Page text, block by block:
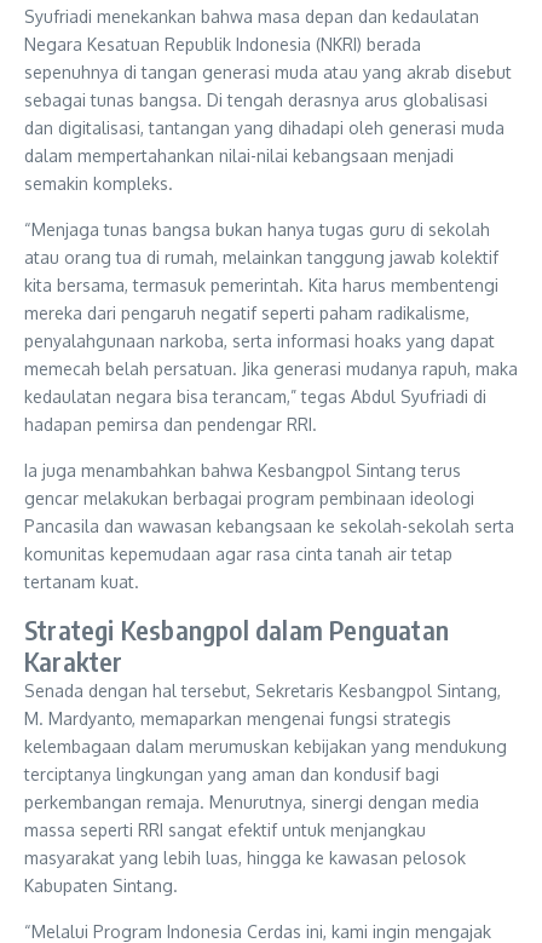
Syufriadi menekankan bahwa masa depan dan kedaulatan
Negara Kesatuan Republik Indonesia (NKRI) berada
sepenuhnya di tangan generasi muda atau yang akrab disebut
sebagai tunas bangsa. Di tengah derasnya arus globalisasi
dan digitalisasi, tantangan yang dihadapi oleh generasi muda
dalam mempertahankan nilai-nilai kebangsaan menjadi
semakin kompleks.
“Menjaga tunas bangsa bukan hanya tugas guru di sekolah
atau orang tua di rumah, melainkan tanggung jawab kolektif
kita bersama, termasuk pemerintah. Kita harus membentengi
mereka dari pengaruh negatif seperti paham radikalisme,
penyalahgunaan narkoba, serta informasi hoaks yang dapat
memecah belah persatuan. Jika generasi mudanya rapuh, maka
kedaulatan negara bisa terancam,” tegas Abdul Syufriadi di
hadapan pemirsa dan pendengar RRI.
Ia juga menambahkan bahwa Kesbangpol Sintang terus
gencar melakukan berbagai program pembinaan ideologi
Pancasila dan wawasan kebangsaan ke sekolah-sekolah serta
komunitas kepemudaan agar rasa cinta tanah air tetap
tertanam kuat.
Strategi Kesbangpol dalam Penguatan
Karakter
Senada dengan hal tersebut, Sekretaris Kesbangpol Sintang,
M. Mardyanto, memaparkan mengenai fungsi strategis
kelembagaan dalam merumuskan kebijakan yang mendukung
terciptanya lingkungan yang aman dan kondusif bagi
perkembangan remaja. Menurutnya, sinergi dengan media
massa seperti RRI sangat efektif untuk menjangkau
masyarakat yang lebih luas, hingga ke kawasan pelosok
Kabupaten Sintang.
“Melalui Program Indonesia Cerdas ini, kami ingin mengajak